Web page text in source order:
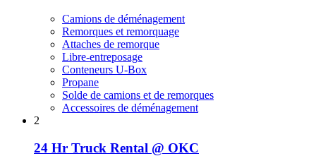
Camions de déménagement
Remorques et remorquage
Attaches de remorque
Libre-entreposage
Conteneurs U-Box
Propane
Solde de camions et de remorques
Accessoires de déménagement
2
24 Hr Truck Rental @ OKC